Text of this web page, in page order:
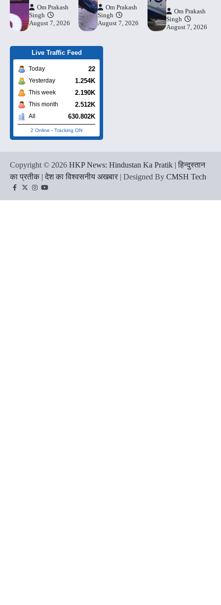
Om Prakash
Singh
August 7, 2026
Om Prakash
Singh
August 7, 2026
Om Prakash
Singh
August 7, 2026
Live Traffic Feed
Today 22
Yesterday 1.254K
This week 2.190K
This month 2.512K
All 630.802K
2 Online - Tracking ON
Copyright © 2026 HKP News: Hindustan Ka Pratik | हिन्दुस्तान
का प्रतीक | देश का विश्वसनीय अखबार | Designed By CMSH Tech
Facebook
TwitterInstagram
YouTube